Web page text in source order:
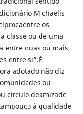
Michaelis
os
classe ou de uma
entre duas ou mais
entre si”.É
adotado não diz
ou
círculo deamizade
à qualidade